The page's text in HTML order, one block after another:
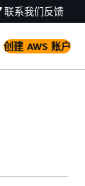
联系我们反馈
创建 AWS 账户